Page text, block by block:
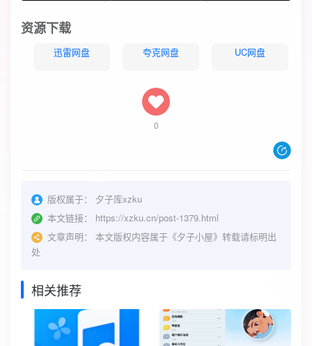
资源下载
迅雷网盘 夸克网盘 UC网盘
0
版权属于：
夕子库xzku
本文链接：
https://xzku.cn/post-1379.html
文章声明：
本文版权内容属于《夕子小屋》转载请标明出
处
相关推荐